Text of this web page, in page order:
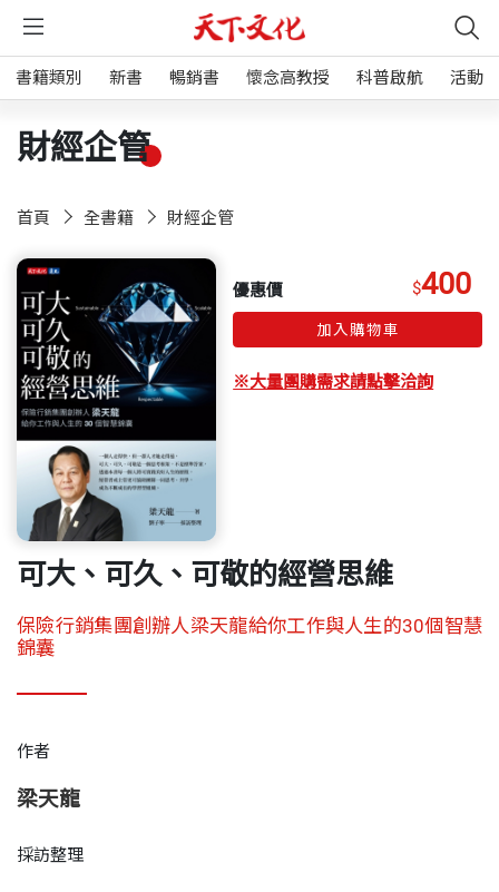
書籍類別 新書 暢銷書 懷念高教授 科普啟航 活動
財經企管
首頁 全書籍 財經企管
優惠價 $400
加入購物車
※大量團購需求請點擊洽詢
可大、可久、可敬的經營思維
保險行銷集團創辦人梁天龍給你工作與人生的30個智慧
錦囊
作者
梁天龍
採訪整理